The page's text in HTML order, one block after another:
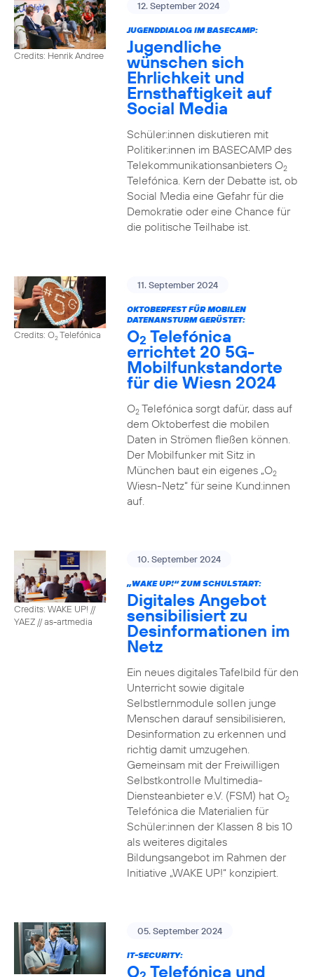
Credits: Henrik Andree
12. September 2024
JUGENDDIALOG IM BASECAMP:
Jugendliche
wünschen sich
Ehrlichkeit und
Ernsthaftigkeit auf
Social Media
Schüler:innen diskutieren mit
Politiker:innen im BASECAMP des
Telekommunikationsanbieters O2
Telefónica. Kern der Debatte ist, ob
Social Media eine Gefahr für die
Demokratie oder eine Chance für
die politische Teilhabe ist.
Credits: O2Telefónica
11. September 2024
OKTOBERFEST FÜR MOBILEN
DATENANSTURM GERÜSTET:
O2 Telefónica
errichtet 20 5G-
Mobilfunkstandorte
für die Wiesn 2024
O2Telefónica sorgt dafür, dass auf
dem Oktoberfest die mobilen
Daten in Strömen fließen können.
Der Mobilfunker mit Sitz in
München baut ein eigenes „O2
Wiesn-Netz“ für seine Kund:innen
auf.
Credits: WAKE UP! //
YAEZ // as-artmedia
10. September 2024
„WAKE UP!“ ZUM SCHULSTART:
Digitales Angebot
sensibilisiert zu
Desinformationen im
Netz
Ein neues digitales Tafelbild für den
Unterricht sowie digitale
Selbstlernmodule sollen junge
Menschen darauf sensibilisieren,
Desinformation zu erkennen und
richtig damit umzugehen.
Gemeinsam mit der Freiwilligen
Selbstkontrolle Multimedia-
Diensteanbieter e.V. (FSM) hat O2
Telefónica die Materialien für
Schüler:innen der Klassen 8 bis 10
als weiteres digitales
Bildungsangebot im Rahmen der
Initiative „WAKE UP!“ konzipiert.
05. September 2024
IT-SECURITY:
O Telefónica und